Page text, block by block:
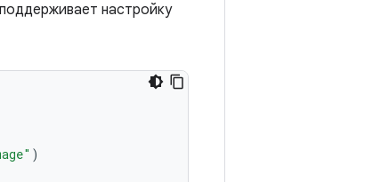
настройку
)